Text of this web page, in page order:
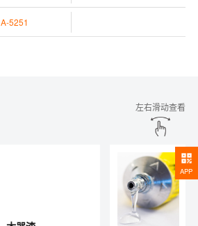
A-5251
左右滑动查看
APP